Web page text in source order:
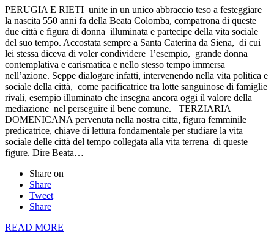
PERUGIA E RIETI unite in un unico abbraccio teso a festeggiare
la nascita 550 anni fa della Beata Colomba, compatrona di queste
due città e figura di donna illuminata e partecipe della vita sociale
del suo tempo. Accostata sempre a Santa Caterina da Siena, di cui
lei stessa diceva di voler condividere l’esempio, grande donna
contemplativa e carismatica e nello stesso tempo immersa
nell’azione. Seppe dialogare infatti, intervenendo nella vita politica e
sociale della città, come pacificatrice tra lotte sanguinose di famiglie
rivali, esempio illuminato che insegna ancora oggi il valore della
mediazione nel perseguire il bene comune. TERZIARIA
DOMENICANA pervenuta nella nostra citta, figura femminile
predicatrice, chiave di lettura fondamentale per studiare la vita
sociale delle città del tempo collegata alla vita terrena di queste
figure. Dire Beata…
Share on
Share
Tweet
Share
READ MORE